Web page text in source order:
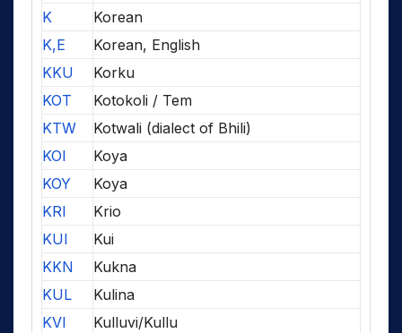
K
Korean
K,E
Korean, English
KKU
Korku
KOT
Kotokoli / Tem
KTW
Kotwali (dialect of Bhili)
KOI
Koya
KOY
Koya
KRI
Krio
KUI
Kui
KKN
Kukna
KUL
Kulina
KVI
Kulluvi/Kullu